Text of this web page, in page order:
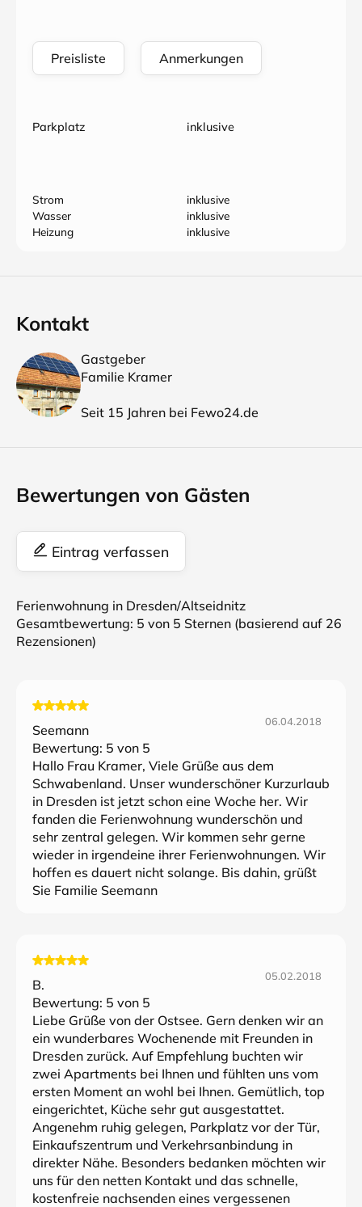
Preisliste Anmerkungen
Parkplatz inklusive
Strom
inklusive
Wasser
inklusive
Heizung
inklusive
Kontakt
Gastgeber
Familie Kramer
Seit 15 Jahren bei Fewo24.de
Bewertungen von Gästen
Eintrag verfassen
Ferienwohnung in Dresden/Altseidnitz
Gesamtbewertung: 5 von 5 Sternen (basierend auf 26
Rezensionen)
Seemann
06.04.2018
Bewertung: 5 von 5
Hallo Frau Kramer, Viele Grüße aus dem
Schwabenland. Unser wunderschöner Kurzurlaub
in Dresden ist jetzt schon eine Woche her. Wir
fanden die Ferienwohnung wunderschön und
sehr zentral gelegen. Wir kommen sehr gerne
wieder in irgendeine ihrer Ferienwohnungen. Wir
hoffen es dauert nicht solange. Bis dahin, grüßt
Sie Familie Seemann
B.
05.02.2018
Bewertung: 5 von 5
Liebe Grüße von der Ostsee. Gern denken wir an
ein wunderbares Wochenende mit Freunden in
Dresden zurück. Auf Empfehlung buchten wir
zwei Apartments bei Ihnen und fühlten uns vom
ersten Moment an wohl bei Ihnen. Gemütlich, top
eingerichtet, Küche sehr gut ausgestattet.
Angenehm ruhig gelegen, Parkplatz vor der Tür,
Einkaufszentrum und Verkehrsanbindung in
direkter Nähe. Besonders bedanken möchten wir
uns für den netten Kontakt und das schnelle,
kostenfreie nachsenden eines vergessenen